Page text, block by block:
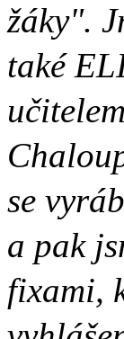
žáky".
také
se
a pak
fixami,